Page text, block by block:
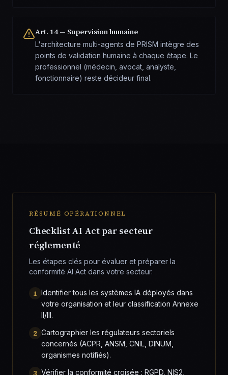
Art. 14 — Supervision humaine
L'architecture multi-agents de PRISM intègre des
points de validation humaine à chaque étape. Le
professionnel (médecin, avocat, analyste,
fonctionnaire) reste décideur final.
RÉSUMÉ OPÉRATIONNEL
Checklist AI Act par secteur
réglementé
Les étapes clés pour évaluer et préparer la
conformité AI Act dans votre secteur.
1 Identifier tous les systèmes IA déployés dans
votre organisation et leur classification Annexe
II/III.
2 Cartographier les régulateurs sectoriels
concernés (ACPR, ANSM, CNIL, DINUM,
organismes notifiés).
3 Vérifier la conformité croisée : RGPD, NIS2,